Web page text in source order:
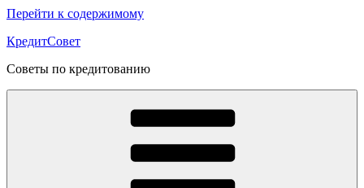
Перейти к содержимому
КредитСовет
Советы по кредитованию